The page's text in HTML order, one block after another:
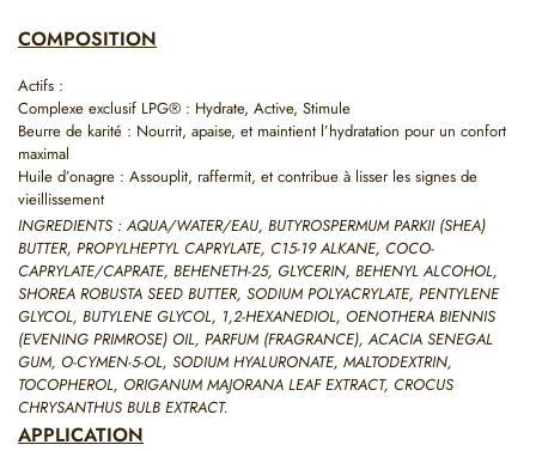
COMPOSITION
Actifs :
Complexe exclusif LPG® : Hydrate, Active, Stimule
Beurre de karité : Nourrit, apaise, et maintient l’hydratation pour un confort
maximal
Huile d’onagre : Assouplit, raffermit, et contribue à lisser les signes de
vieillissement
INGREDIENTS : AQUA/WATER/EAU, BUTYROSPERMUM PARKII (SHEA)
BUTTER, PROPYLHEPTYL CAPRYLATE, C15-19 ALKANE, COCO-
CAPRYLATE/CAPRATE, BEHENETH-25, GLYCERIN, BEHENYL ALCOHOL,
SHOREA ROBUSTA SEED BUTTER, SODIUM POLYACRYLATE, PENTYLENE
GLYCOL, BUTYLENE GLYCOL, 1,2-HEXANEDIOL, OENOTHERA BIENNIS
(EVENING PRIMROSE) OIL, PARFUM (FRAGRANCE), ACACIA SENEGAL
GUM, O-CYMEN-5-OL, SODIUM HYALURONATE, MALTODEXTRIN,
TOCOPHEROL, ORIGANUM MAJORANA LEAF EXTRACT, CROCUS
CHRYSANTHUS BULB EXTRACT.
APPLICATION